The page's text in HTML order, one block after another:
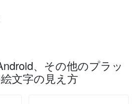
、その他のプラッ
文字の見え方